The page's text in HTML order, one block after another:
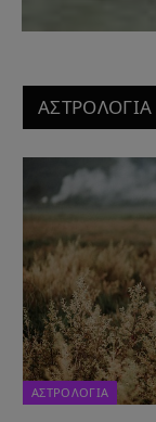
ΑΣΤΡΟΛΟΓΙΑ
ΑΣΤΡΟΛΟΓΙΑ